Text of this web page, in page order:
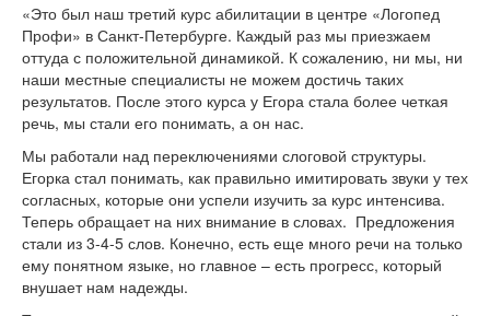
«Это был наш третий курс абилитации в центре «Логопед
Профи» в Санкт-Петербурге. Каждый раз мы приезжаем
оттуда с положительной динамикой. К сожалению, ни мы, ни
наши местные специалисты не можем достичь таких
результатов. После этого курса у Егора стала более четкая
речь, мы стали его понимать, а он нас.
Мы работали над переключениями слоговой структуры.
Егорка стал понимать, как правильно имитировать звуки у тех
согласных, которые они успели изучить за курс интенсива.
Теперь обращает на них внимание в словах. Предложения
стали из 3-4-5 слов. Конечно, есть еще много речи на только
ему понятном языке, но главное – есть прогресс, который
внушает нам надежды.